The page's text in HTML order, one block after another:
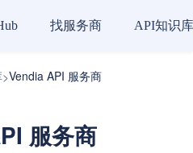
找服务商 API知识库
>Vendia API 服务商
服务商